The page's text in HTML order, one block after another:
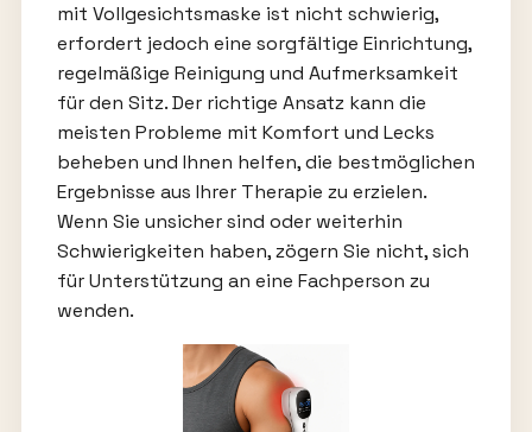
mit Vollgesichtsmaske ist nicht schwierig,
erfordert jedoch eine sorgfältige Einrichtung,
regelmäßige Reinigung und Aufmerksamkeit
für den Sitz. Der richtige Ansatz kann die
meisten Probleme mit Komfort und Lecks
beheben und Ihnen helfen, die bestmöglichen
Ergebnisse aus Ihrer Therapie zu erzielen.
Wenn Sie unsicher sind oder weiterhin
Schwierigkeiten haben, zögern Sie nicht, sich
für Unterstützung an eine Fachperson zu
wenden.